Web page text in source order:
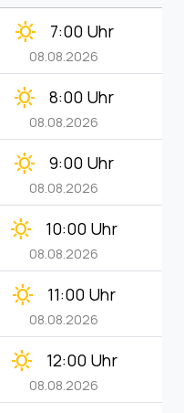
clear_day 7:00 Uhr
08.08.2026
clear_day 8:00 Uhr
08.08.2026
clear_day 9:00 Uhr
08.08.2026
clear_day 10:00 Uhr
08.08.2026
clear_day 11:00 Uhr
08.08.2026
clear_day 12:00 Uhr
08.08.2026